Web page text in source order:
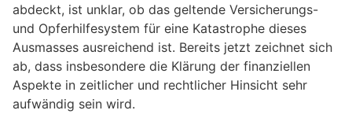
abdeckt, ist unklar, ob das geltende Versicherungs-
und Opferhilfesystem für eine Katastrophe dieses
Ausmasses ausreichend ist. Bereits jetzt zeichnet sich
ab, dass insbesondere die Klärung der finanziellen
Aspekte in zeitlicher und rechtlicher Hinsicht sehr
aufwändig sein wird.